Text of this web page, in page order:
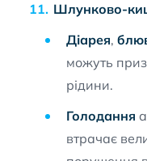
Шлунково-
Діарея,
можуть
рідини.
Голодання
втрачає